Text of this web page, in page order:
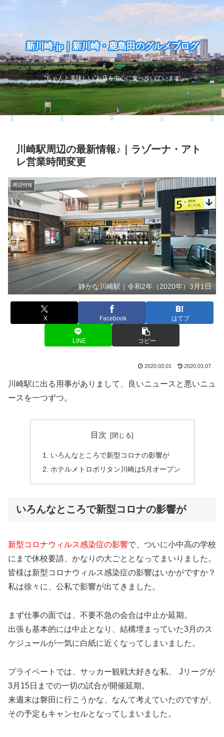
新川崎.jp｜新川崎・鹿島田のグルメブログ
“ちゃんと美味しい”お店を中心に食べ歩いています
川崎駅周辺の最新情報♪｜ラゾーナ・アト
レ営業時間変更
周辺情報
静かな川崎駅｜令和2年（2020年）3月1日
X Facebook はてブ
LINE コピー
2020.03.01 2020.03.07
川崎駅に出る用事がありまして、良いニュースと悪いニュ
ースを一つずつ。
目次
いろんなところで新型コロナの影響が
ホテルメトロポリタン川崎は5月オープン
いろんなところで新型コロナの影響が
新型コロナウィルス感染症の影響で、ついに小中高の学校
にまで休校要請、かなりの大ごととなってまいりました。
皆様は新型コロナウィルス感染症の影響はいかがですか？
私は徐々に、公私で影響が出てきました。
まず仕事の面では、不要不急の会合は中止か延期。
出張も基本的には中止となり、結構埋まっていた3月のス
ケジュールが一気に白紙に近くなってしまいました。
プライベートでは、サッカー観戦大好きな私、
Jリーグが
3月15日までの一切の試合が開催延期。
来週末は磐田に行こうかな、なんて考えていたのですが、
その予定もキャンセルとなってしまいました。